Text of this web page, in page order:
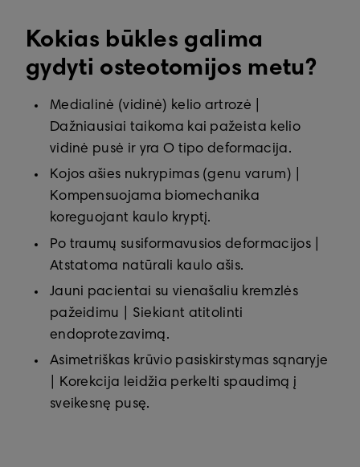
Kokias būkles galima
gydyti osteotomijos metu?
Medialinė (vidinė) kelio artrozė |
Dažniausiai taikoma kai pažeista kelio
vidinė pusė ir yra O tipo deformacija.
Kojos ašies nukrypimas (genu varum) |
Kompensuojama biomechanika
koreguojant kaulo kryptį.
Po traumų susiformavusios deformacijos |
Atstatoma natūrali kaulo ašis.
Jauni pacientai su vienašaliu kremzlės
pažeidimu | Siekiant atitolinti
endoprotezavimą.
Asimetriškas krūvio pasiskirstymas sąnaryje
| Korekcija leidžia perkelti spaudimą į
sveikesnę pusę.